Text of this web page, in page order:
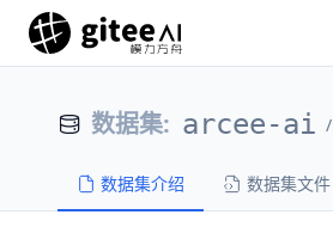
数据集: arcee-ai /
数据集介绍 数据集文件